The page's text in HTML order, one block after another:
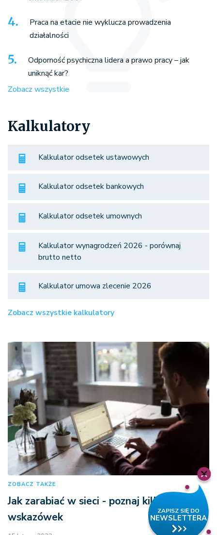
Praca na etacie nie wyklucza prowadzenia
działalności
Odporność psychiczna lidera a prawo pracy – jak
uniknąć kar?
Zobacz wszystkie
Kalkulatory
Kalkulator odsetek ustawowych
Kalkulator odsetek bankowych
Kalkulator odsetek umownych
Kalkulator wynagrodzeń 2026 - porównaj
brutto netto
Kalkulator umowa zlecenie 2026
Zobacz wszystkie kalkulatory
ZOBACZ TAKŻE
Jak zarabiać w sieci - poznaj kilka
wskazówek